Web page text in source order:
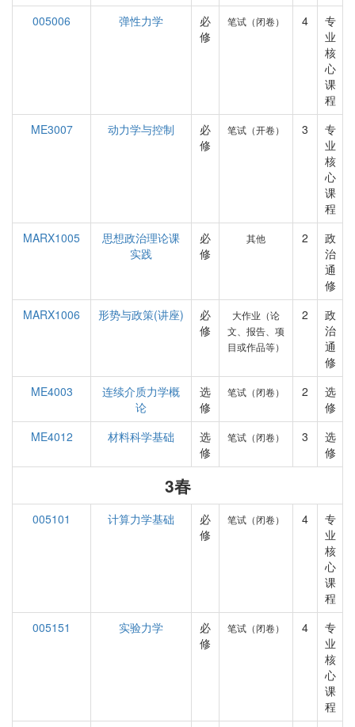
005006
弹性力学
必
修
笔试（闭卷） 4
专
业
核
心
课
程
ME3007
动力学与控制
必
修
笔试（开卷） 3
专
业
核
心
课
程
MARX1005
思想政治理论课
实践
必
修
其他 2
政
治
通
修
MARX1006
形势与政策(讲座)
必
修
大作业（论
文、报告、项
目或作品等）
2
政
治
通
修
ME4003
连续介质力学概
论
选
修
笔试（闭卷） 2
选
修
ME4012
材料科学基础
选
修
笔试（闭卷） 3
选
修
3春
005101 计算力学基础
必
修
笔试（闭卷） 4
专
业
核
心
课
程
005151
实验力学
必
修
笔试（闭卷） 4
专
业
核
心
课
程